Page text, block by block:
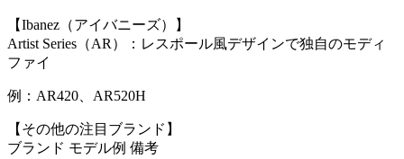
【Ibanez（アイバニーズ）】
Artist Series（AR）：レスポール風デザインで独自のモディ
ファイ
例：AR420、AR520H
【その他の注目ブランド】
ブランド モデル例 備考